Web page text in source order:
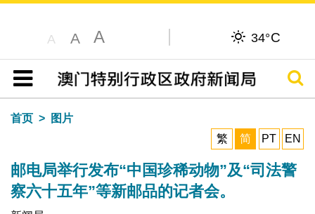
A A A 34°C
目录
搜寻
首页
图片
繁
简 PT EN
邮电局举行发布“中国珍稀动物”及“司法警
察六十五年”等新邮品的记者会。